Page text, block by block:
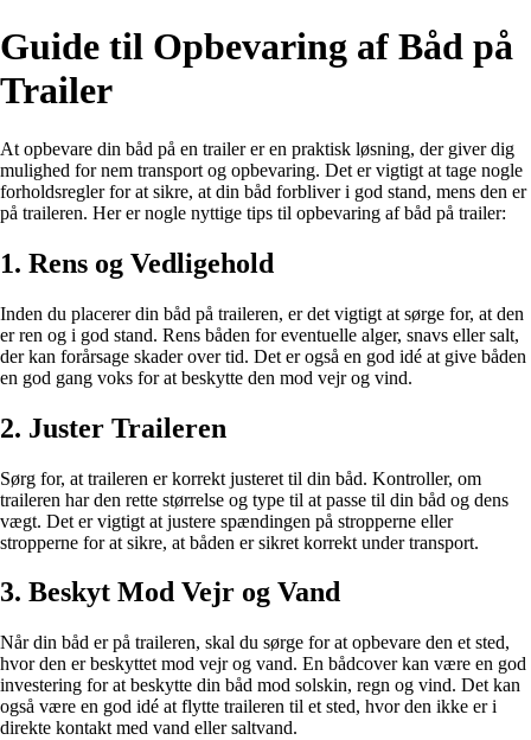
Guide til Opbevaring af Båd på
Trailer
At opbevare din båd på en trailer er en praktisk løsning, der giver dig
mulighed for nem transport og opbevaring. Det er vigtigt at tage nogle
forholdsregler for at sikre, at din båd forbliver i god stand, mens den er
på traileren. Her er nogle nyttige tips til opbevaring af båd på trailer:
1. Rens og Vedligehold
Inden du placerer din båd på traileren, er det vigtigt at sørge for, at den
er ren og i god stand. Rens båden for eventuelle alger, snavs eller salt,
der kan forårsage skader over tid. Det er også en god idé at give båden
en god gang voks for at beskytte den mod vejr og vind.
2. Juster Traileren
Sørg for, at traileren er korrekt justeret til din båd. Kontroller, om
traileren har den rette størrelse og type til at passe til din båd og dens
vægt. Det er vigtigt at justere spændingen på stropperne eller
stropperne for at sikre, at båden er sikret korrekt under transport.
3. Beskyt Mod Vejr og Vand
Når din båd er på traileren, skal du sørge for at opbevare den et sted,
hvor den er beskyttet mod vejr og vand. En bådcover kan være en god
investering for at beskytte din båd mod solskin, regn og vind. Det kan
også være en god idé at flytte traileren til et sted, hvor den ikke er i
direkte kontakt med vand eller saltvand.